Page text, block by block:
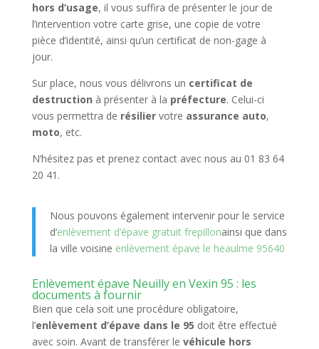
hors d’usage, il vous suffira de présenter le jour de
l’intervention votre carte grise, une copie de votre
pièce d’identité, ainsi qu’un certificat de non-gage à
jour.
Sur place, nous vous délivrons un certificat de
destruction à présenter à la préfecture. Celui-ci
vous permettra de résiliervotre assurance auto,
moto, etc.
N’hésitez pas et prenez contact avec nous au 01 83 64
20 41.
Nous pouvons également intervenir pour le service
d’enlèvement d’épave gratuit frepillonainsi que dans
la ville voisine enlèvement épave le heaulme 95640
Enlèvement épave Neuilly en Vexin 95 : les
documents à fournir
Bien que cela soit une procédure obligatoire,
l’enlèvement d’épave dans le 95 doit être effectué
avec soin. Avant de transférer le véhicule hors